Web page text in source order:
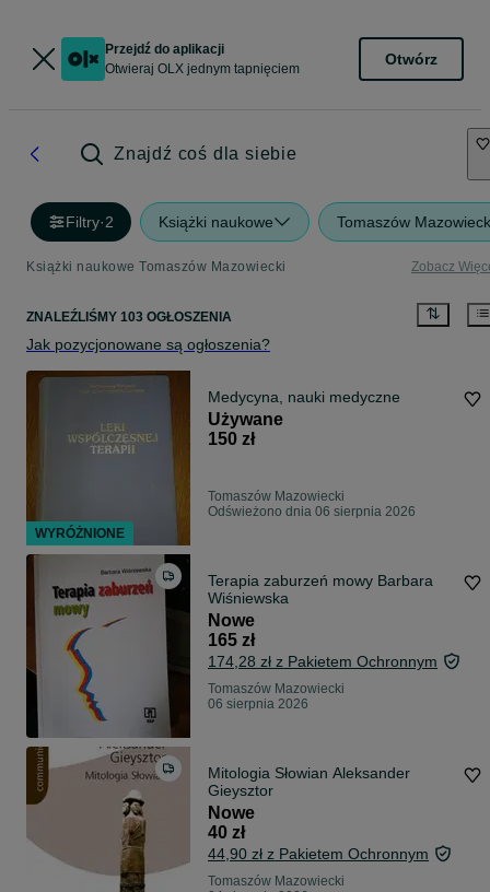
Przejdź do aplikacji
Otwieraj OLX jednym tapnięciem
Otwórz
Znajdź coś dla siebie
Filtry·2 Książki naukowe Tomaszów
Książki naukowe Tomaszów Mazowiecki Zobacz
ZNALEŹLIŚMY 103 OGŁOSZENIA
Jak pozycjonowane są ogłoszenia?
Medycyna, nauki medyczne
Używane
150 zł
Tomaszów Mazowiecki
Odświeżono dnia 06 sierpnia 2026
Terapia zaburzeń mowy Barbara
Wiśniewska
Nowe
165 zł
174,28 zł z Pakietem Ochronnym
Tomaszów Mazowiecki
06 sierpnia 2026
Mitologia Słowian Aleksander
Gieysztor
Nowe
40 zł
44,90 zł z Pakietem Ochronnym
Tomaszów Mazowiecki
WYRÓŻNIONE